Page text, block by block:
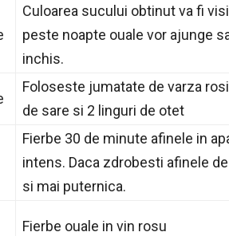
Culoarea sucului obtinut va fi
peste noapte ouale vor ajunge
inchis.
Foloseste jumatate de varza
de sare si 2 linguri de otet
Fierbe 30 de minute afinele in
intens. Daca zdrobesti afinele
si mai puternica.
Fierbe ouale in vin rosu